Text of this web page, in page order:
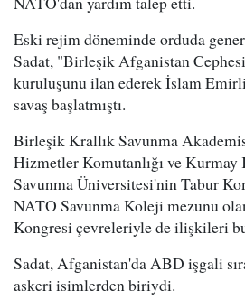
Eski rejim döneminde orduda
Sadat, "Birleşik Afganistan
kuruluşunu ilan ederek İslam
savaş başlatmıştı.
Birleşik Krallık Savunma
Hizmetler Komutanlığı ve
Savunma Üniversitesi'nin Tabur
NATO Savunma Koleji mezunu
Kongresi çevreleriyle de ilişkileri
Sadat, Afganistan'da ABD işgali
askeri isimlerden biriydi.